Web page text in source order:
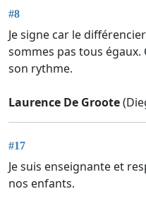
#8
Je signe car le
sommes pas tous
son rythme.
Laurence De Groote
#17
Je suis enseignante et
nos enfants.